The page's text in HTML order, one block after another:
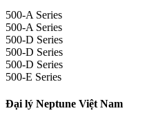
500-A Series
500-A Series
500-D Series
500-D Series
500-D Series
500-E Series
Đại lý Neptune Việt Nam